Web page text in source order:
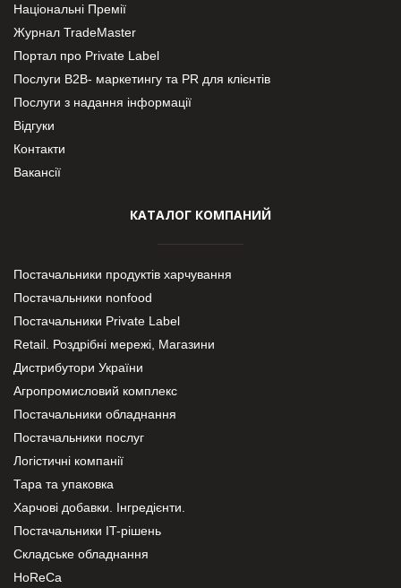
Національні Премії
Журнал TradeMaster
Портал про Private Label
Послуги В2В- маркетингу та PR для клієнтів
Послуги з надання інформації
Відгуки
Контакти
Вакансії
КАТАЛОГ КОМПАНИЙ
Постачальники продуктів харчування
Постачальники nonfood
Постачальники Private Label
Retail. Роздрібні мережі, Магазини
Дистрибутори України
Агропромисловий комплекс
Постачальники обладнання
Постачальники послуг
Логістичні компанії
Тара та упаковка
Харчові добавки. Інгредієнти.
Постачальники IT-рішень
Складське обладнання
HoReCa